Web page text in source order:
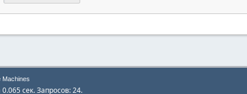
Machines
сек. Запросов: 24.